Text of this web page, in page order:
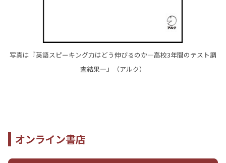
写真は『英語スピーキング力はどう伸びるのか―高校3年間のテスト調
査結果―』（アルク）
オンライン書店